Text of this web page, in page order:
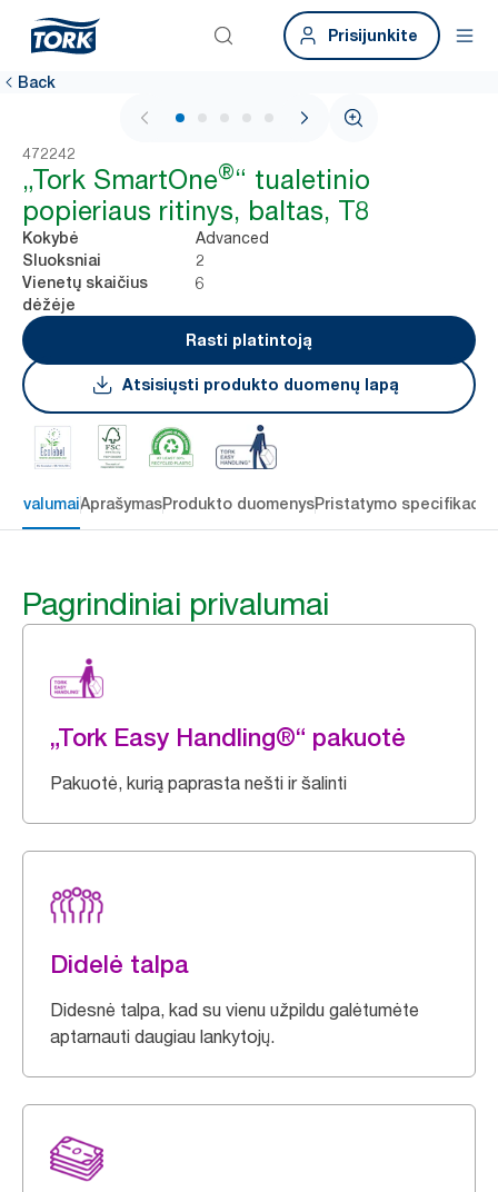
Prisijunkite
Back
1 / 7
472242
„Tork SmartOne®“ tualetinio
popieriaus ritinys, baltas, T8
Kokybė Advanced
Sluoksniai 2
Vienetų skaičius
dėžėje
6
Rasti platintoją
Atsisiųsti produkto duomenų lapą
AprašymasProdukto duomenysPristatymo
Pagrindiniai privalumai
„Tork Easy Handling®“ pakuotė
Pakuotė, kurią paprasta nešti ir šalinti
Didelė talpa
Didesnė talpa, kad su vienu užpildu galėtumėte
aptarnauti daugiau lankytojų.